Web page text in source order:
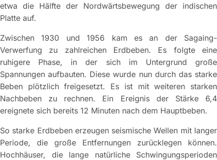
etwa die Hälfte der Nordwärtsbewegung der indischen
Platte auf.
Zwischen 1930 und 1956 kam es an der Sagaing-
Verwerfung zu zahlreichen Erdbeben. Es folgte eine
ruhigere Phase, in der sich im Untergrund große
Spannungen aufbauten. Diese wurde nun durch das starke
Beben plötzlich freigesetzt. Es ist mit weiteren starken
Nachbeben zu rechnen. Ein Ereignis der Stärke 6,4
ereignete sich bereits 12 Minuten nach dem Hauptbeben.
So starke Erdbeben erzeugen seismische Wellen mit langer
Periode, die große Entfernungen zurücklegen können.
Hochhäuser, die lange natürliche Schwingungsperioden